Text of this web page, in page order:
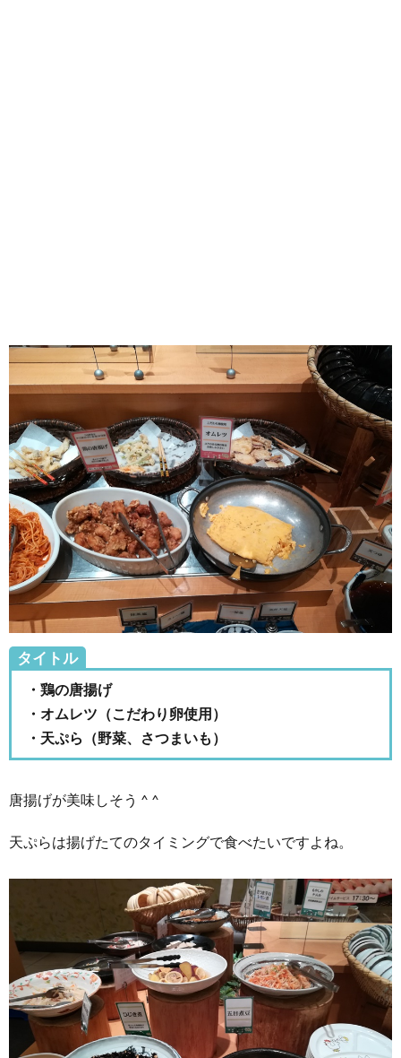
タイトル
・鶏の唐揚げ
・オムレツ（こだわり卵使用）
・天ぷら（野菜、さつまいも）
唐揚げが美味しそう ^ ^
天ぷらは揚げたてのタイミングで食べたいですよね。